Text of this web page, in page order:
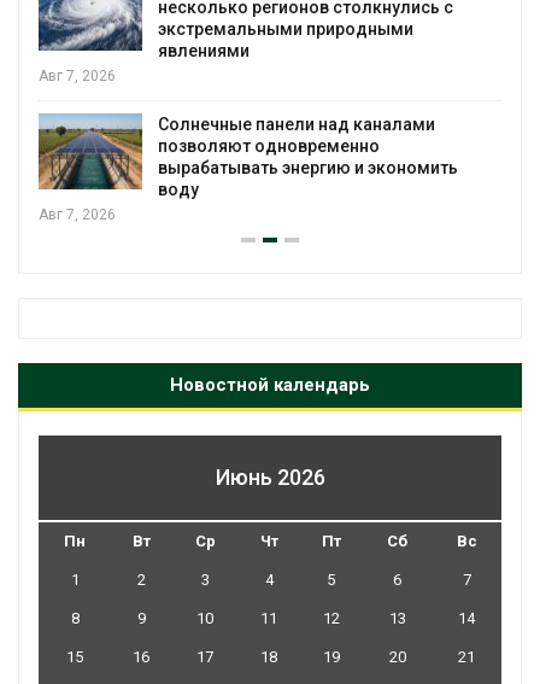
несколько регионов столкнулись с
экстремальными природными
явлениями
Авг 7, 2026
Солнечные панели над каналами
позволяют одновременно
вырабатывать энергию и экономить
воду
Авг 7, 2026
Новостной календарь
Июнь 2026
Пн Вт Ср Чт Пт Сб Вс
1 2 3 4 5 6 7
8 9 10 11 12 13 14
15 16 17 18 19 20 21